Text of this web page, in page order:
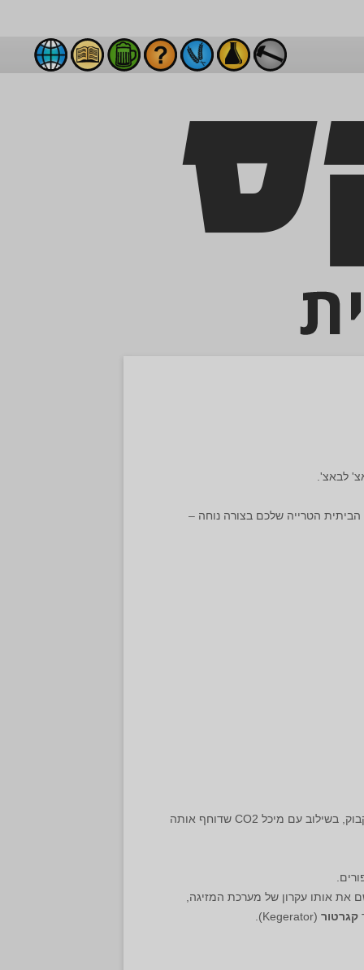
לבאצ'.
הטרייה שלכם בצורה נוחה –
במקום בבקבוק, בשילוב עם מיכל CO2 שדוחף אותה
את אותו עקרון של מערכת המזיגה,
קגרטור (Kegerator).